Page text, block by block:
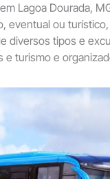
Lagoa Dourada,
eventual ou
diversos tipos e
e turismo e